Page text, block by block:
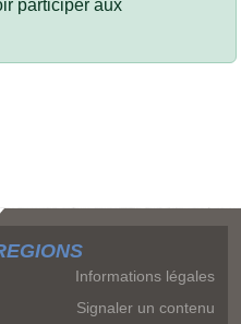
participer aux
Informations légales
Signaler un contenu